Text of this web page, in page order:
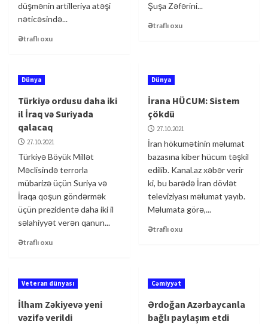
düşmənin artilleriya atəşi
nəticəsində...
Ətraflı oxu
Şuşa Zəfərini...
Ətraflı oxu
Dünya
Türkiyə ordusu daha iki
il İraq və Suriyada
qalacaq
27.10.2021
Türkiyə Böyük Millət
Məclisində terrorla
mübarizə üçün Suriya və
İraqa qoşun göndərmək
üçün prezidentə daha iki il
səlahiyyət verən qanun...
Ətraflı oxu
Dünya
İrana HÜCUM: Sistem
çökdü
27.10.2021
İran hökumətinin məlumat
bazasına kiber hücum təşkil
edilib. Kanal.az xəbər verir
ki, bu barədə İran dövlət
televiziyası məlumat yayıb.
Məlumata görə,...
Ətraflı oxu
Veteran dünyası
İlham Zəkiyevə yeni
vəzifə verildi
Cəmiyyət
Ərdoğan Azərbaycanla
bağlı paylaşım etdi